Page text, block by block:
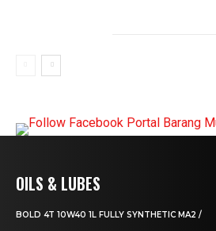
OILS & LUBES
BOLD 4T 10W40 1L FULLY SYNTHETIC MA2 /